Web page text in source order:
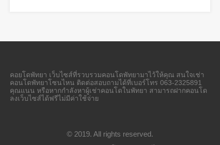
คอยโดพัทยา เว็บไซส์ที่รวบรวมคอนโดพัทยามาไว้ให้คุณ สนใจเช่า
คอนโดพัทยาโซนไหน ติดต่อสอบถามได้ที่เบอร์โทร 063-2325891
คุณแนน หรือหากกำลังหาผู้เช่าคอนโดในพัทยา สามารถฝากคอนโด
ลงเว็บไซส์ได้ฟรีไม่มีค่าใช้จ่าย
© 2019. All rights reserved.